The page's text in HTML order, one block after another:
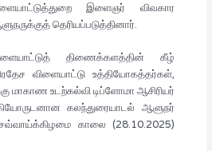
இளைஞர் விவகார
தெரியப்படுத்தினார்.
திணைக்களத்தின் கீழ்
விளையாட்டு உத்தியோகத்தர்கள்,
மாகாண உடற்கல்வி டிப்ளோமா ஆசிரியர்
கலந்துரையாடல் ஆளுநர்
காலை (28.10.2025)